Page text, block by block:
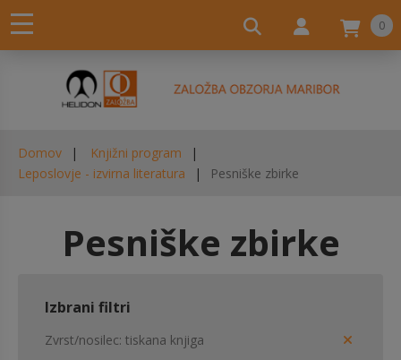
0
Domov
Knjižni program
Leposlovje - izvirna literatura
Pesniške zbirke
Pesniške zbirke
Izbrani filtri
Zvrst/nosilec tiskana knjiga